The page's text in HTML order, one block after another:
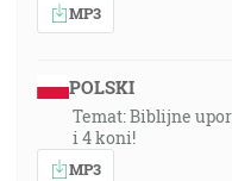
MP3
POLSKI
Temat: Biblijne
i 4 koni!
MP3